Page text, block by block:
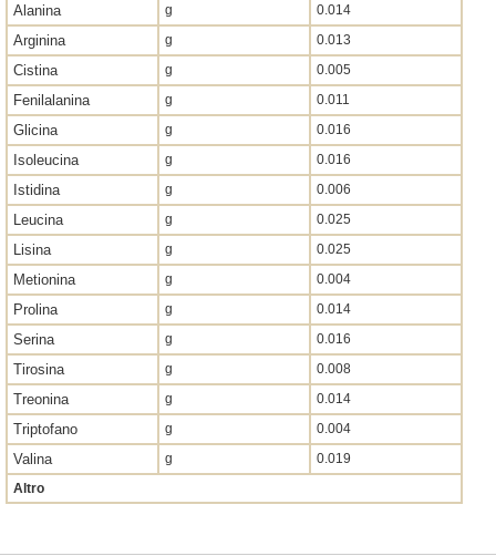
Alanina g 0.014
Arginina g 0.013
Cistina g 0.005
Fenilalanina g 0.011
Glicina g 0.016
Isoleucina g 0.016
Istidina g 0.006
Leucina g 0.025
Lisina g 0.025
Metionina g 0.004
Prolina g 0.014
Serina g 0.016
Tirosina g 0.008
Treonina g 0.014
Triptofano g 0.004
Valina g
0.019
Altro